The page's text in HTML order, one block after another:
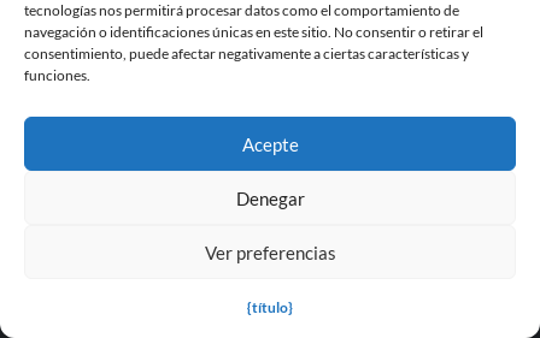
tecnologías nos permitirá procesar datos como el comportamiento de
navegación o identificaciones únicas en este sitio. No consentir o retirar el
consentimiento, puede afectar negativamente a ciertas características y
funciones.
Acepte
Denegar
Ver preferencias
{título}
VOIN v0.2.0+ (+4 Entrenador)